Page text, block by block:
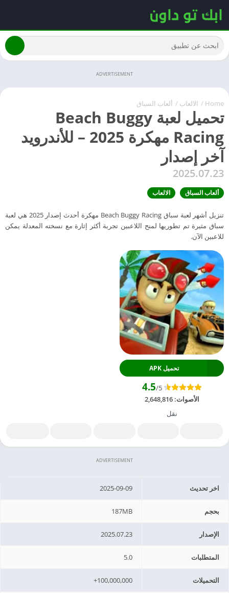
ADVERTISEMENT
Home
/ الالعاب / ألعاب السباق
تحميل لعبة Beach Buggy
Racing مهكرة 2025 – للأندرويد
آخر إصدار
2025.07.23
ألعاب السباق الالعاب
تنزيل أشهر لعبة سباق Beach Buggy Racing مهكرة أحدث إصدار 2025 هي لعبة
سباق مثيرة تم تطوريها لمنح اللاعبين تجربة أكثر إثارة مع نسخته المعدلة يمكن
للاعبين الآن.
تحميل APK
4.5/5
الأصوات:2,648,816
نقل
ADVERTISEMENT
اخر تحديث 2025-09-09
بحجم 187MB
الإصدار 2025.07.23
المتطلبات 5.0
التحميلات 100,000,000+